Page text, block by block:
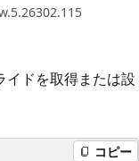
イドを取得または設
コピー